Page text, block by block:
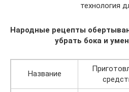
технология
Народные рецепты
убрать бока и
Название